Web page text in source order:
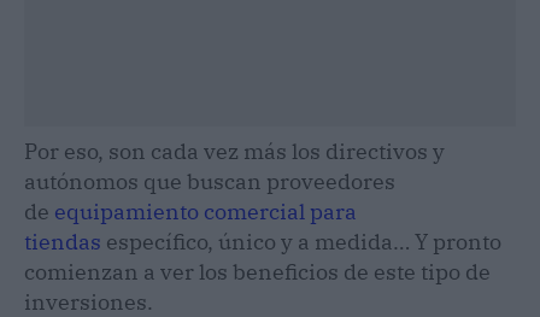
Por eso, son cada vez más los directivos y
autónomos que buscan proveedores
de equipamiento comercial para
tiendas específico, único y a medida… Y pronto
comienzan a ver los beneficios de este tipo de
inversiones.